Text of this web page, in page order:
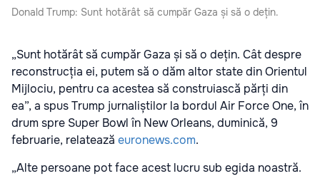
Donald Trump: Sunt hotărât să cumpăr Gaza și să o dețin.
„Sunt hotărât să cumpăr Gaza și să o dețin. Cât despre
reconstrucția ei, putem să o dăm altor state din Orientul
Mijlociu, pentru ca acestea să construiască părți din
ea”, a spus Trump jurnaliștilor la bordul Air Force One, în
drum spre Super Bowl în New Orleans, duminică, 9
februarie, relatează euronews.com.
„Alte persoane pot face acest lucru sub egida noastră.